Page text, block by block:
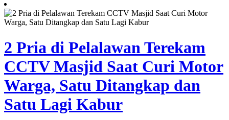
2 Pria di Pelalawan Terekam
CCTV Masjid Saat Curi Motor
Warga, Satu Ditangkap dan
Satu Lagi Kabur